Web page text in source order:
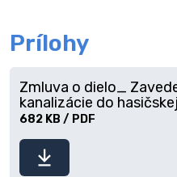
Prílohy
súbor
Zmluva o dielo_
kanalizácie do
682 KB / PDF